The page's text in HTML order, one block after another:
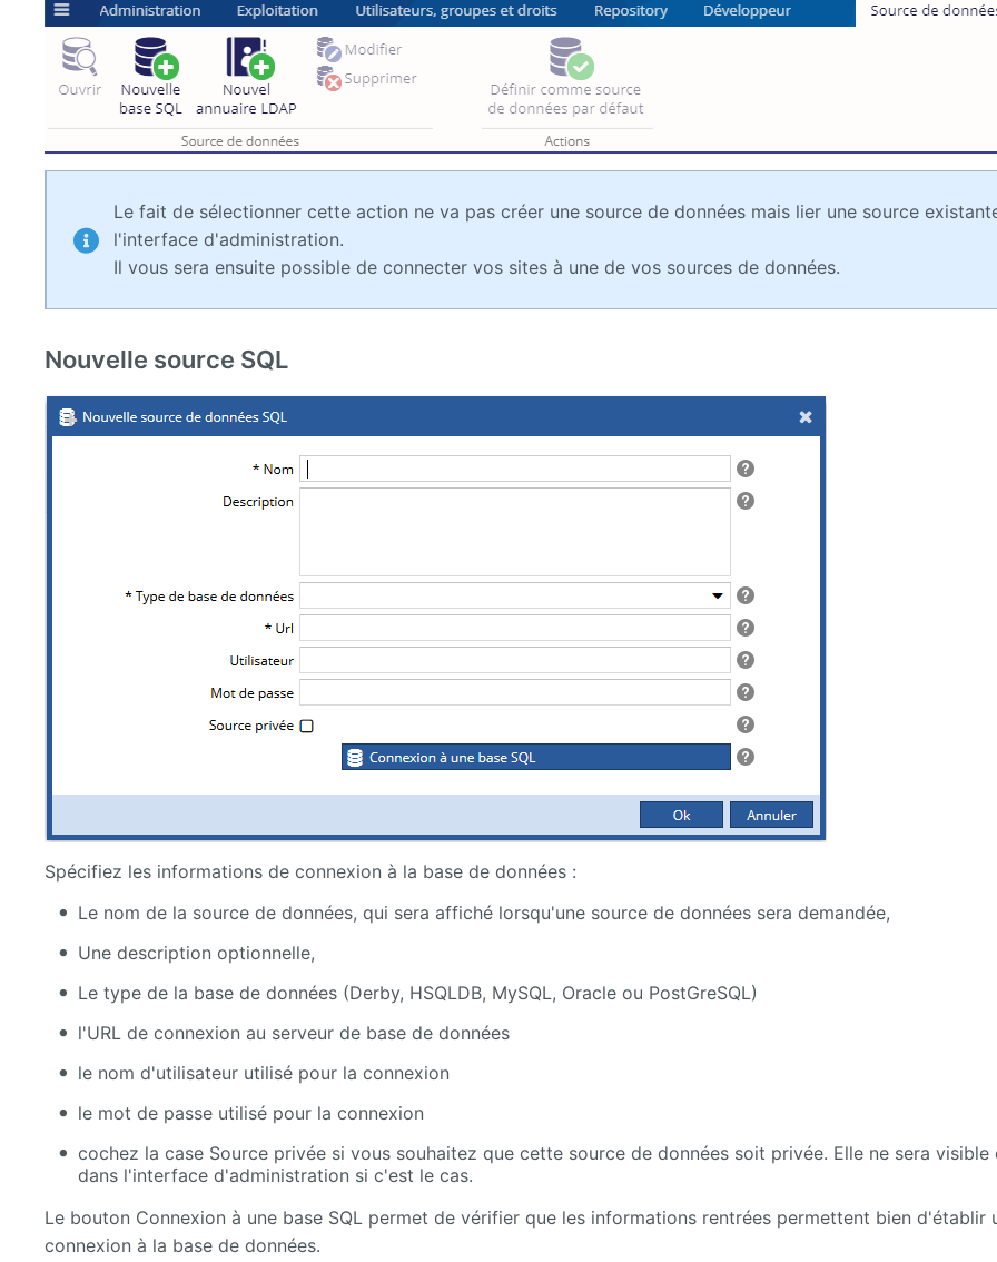
Le fait de sélectionner cette action ne va pas créer une source de données mais lier une source
l'interface d'administration.
Il vous sera ensuite possible de connecter vos sites à une de vos sources de données.
Nouvelle source SQL
Spécifiez les informations de connexion à la base de données :
Le nom de la source de données, qui sera affiché lorsqu'une source de données sera demandée,
Une description optionnelle,
Le type de la base de données (Derby, HSQLDB, MySQL, Oracle ou PostGreSQL)
l'URL de connexion au serveur de base de données
le nom d'utilisateur utilisé pour la connexion
le mot de passe utilisé pour la connexion
cochez la case Source privée si vous souhaitez que cette source de données soit privée. Elle ne sera visible
dans l'interface d'administration si c'est le cas.
Le bouton Connexion à une base SQL permet de vérifier que les informations rentrées permettent bien d'établir
connexion à la base de données.